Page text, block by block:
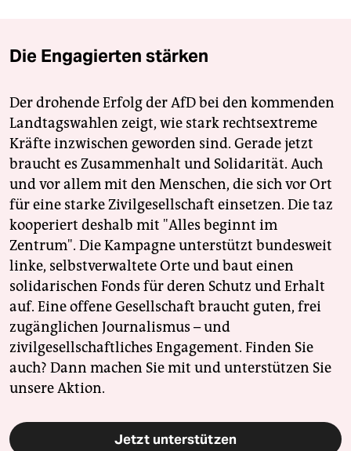
Die Engagierten stärken
Der drohende Erfolg der AfD bei den kommenden
Landtagswahlen zeigt, wie stark rechtsextreme
Kräfte inzwischen geworden sind. Gerade jetzt
braucht es Zusammenhalt und Solidarität. Auch
und vor allem mit den Menschen, die sich vor Ort
für eine starke Zivilgesellschaft einsetzen. Die taz
kooperiert deshalb mit "Alles beginnt im
Zentrum". Die Kampagne unterstützt bundesweit
linke, selbstverwaltete Orte und baut einen
solidarischen Fonds für deren Schutz und Erhalt
auf. Eine offene Gesellschaft braucht guten, frei
zugänglichen Journalismus – und
zivilgesellschaftliches Engagement. Finden Sie
auch? Dann machen Sie mit und unterstützen Sie
unsere Aktion.
Jetzt unterstützen